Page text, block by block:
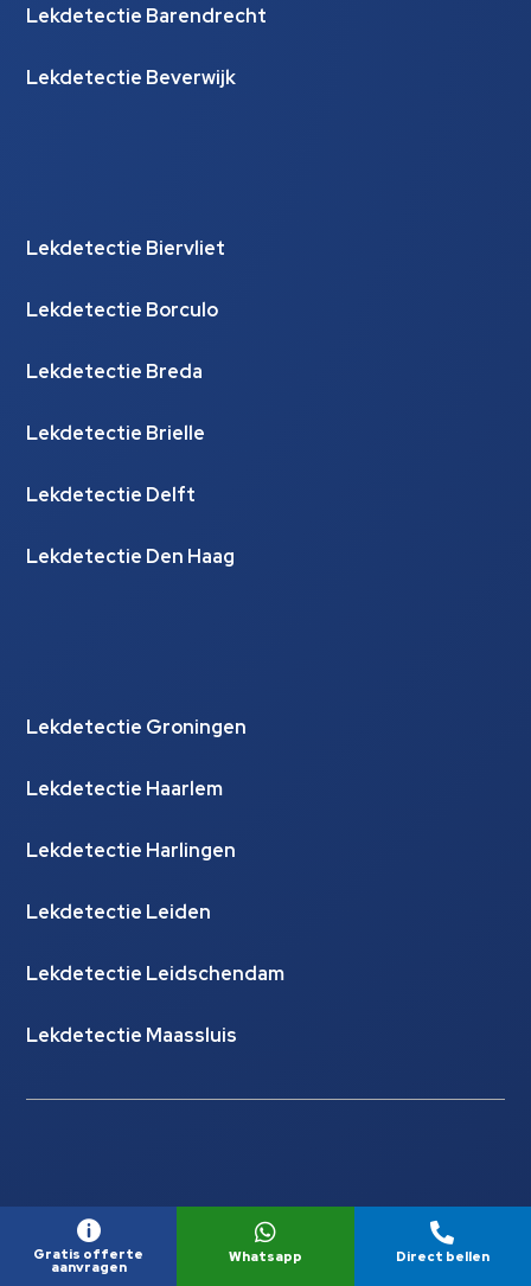
Lekdetectie Barendrecht
Lekdetectie Beverwijk
Lekdetectie Biervliet
Lekdetectie Borculo
Lekdetectie Breda
Lekdetectie Brielle
Lekdetectie Delft
Lekdetectie Den Haag
Lekdetectie Groningen
Lekdetectie Haarlem
Lekdetectie Harlingen
Lekdetectie Leiden
Lekdetectie Leidschendam
Lekdetectie Maassluis
© Copyright Lekdetectie Hydrocheck |
Website laten
maken door Flexamedia

Gratis offerte
aanvragen

Whatsapp

Direct bellen